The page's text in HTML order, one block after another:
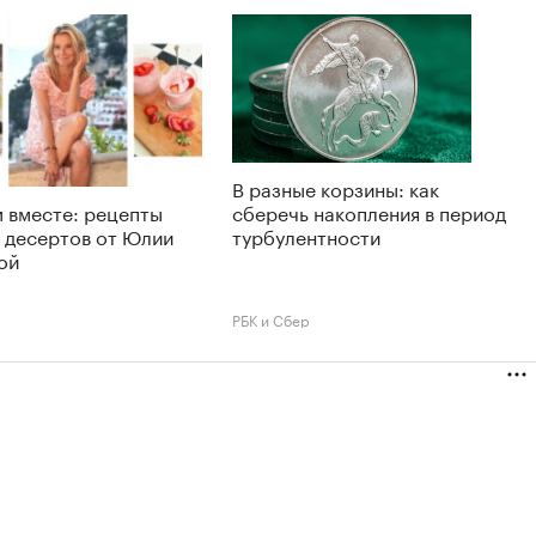
вместе: рецепты
десертов от Юлии
В разные корзины: как
сберечь накопления в период
турбулентности
РБК и Сбер